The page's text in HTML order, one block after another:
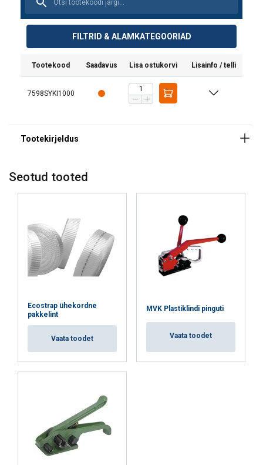
FILTRID & ALAMKATEGOORIAD
Tootekood Saadavus Lisa ostukorvi Lisainfo / telli
7598SYKI1000
Materjal:
Pinnakate:
Seotud tooted
Ecostrap ühekordne
pakkelint
Vaata toodet
MVK Plastiklindi pinguti
Vaata toodet